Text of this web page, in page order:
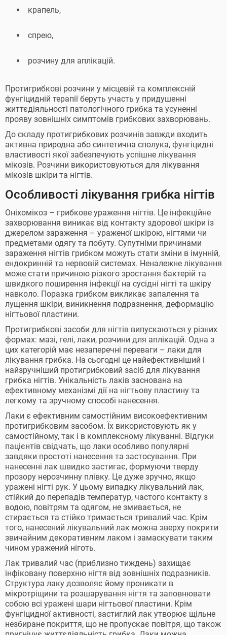
крапель,
спрею,
розчину для аплікацій.
Протигрибкові розчини у місцевій та комплексній
фунгіцидній терапії беруть участь у придушенні
життєдіяльності патологічного грибка та усуненні
прояву зовнішніх симптомів грибкових захворювань.
До складу протигрибкових розчинів завжди входить
активна природна або синтетична сполука, фунгіцидні
властивості якої забезпечують успішне лікування
мікозів. Розчини використовуються для лікування
мікозів шкіри та нігтів.
Особливості лікування грибка нігтів
Оніхомікоз – грибкове ураження нігтів. Це інфекційне
захворювання виникає від контакту здорової шкіри із
джерелом зараження – ураженої шкірою, нігтями чи
предметами одягу та побуту. Супутніми причинами
зараження нігтів грибком можуть стати зміни в імунній,
ендокринній та нервовій системах. Неналежне лікування
може стати причиною різкого зростання бактерій та
швидкого поширення інфекції на сусідні нігті та шкіру
навколо. Поразка грибком викликає запалення та
лущення шкіри, виникнення подразнення, деформацію
нігтьової пластини.
Протигрибкові засоби для нігтів випускаються у різних
формах: мазі, гелі, лаки, розчини для аплікацій. Одна з
цих категорій має незаперечні переваги – лаки для
лікування грибка. На сьогодні це найефективніший і
найзручніший протигрибковий засіб для лікування
грибка нігтів. Унікальність лаків заснована на
ефективному механізмі дії на нігтьову пластину та
легкому та зручному способі нанесення.
Лаки є ефективним самостійним високоефективним
протигрибковим засобом. Їх використовують як у
самостійному, так і в комплексному лікуванні. Відгуки
пацієнтів свідчать, що лаки особливо популярні
завдяки простоті нанесення та застосування. При
нанесенні лак швидко застигає, формуючи тверду
прозору нерозчинну плівку. Це дуже зручно, якщо
уражені нігті рук. У цьому випадку лікувальний лак,
стійкий до перепадів температур, частого контакту з
водою, повітрям та одягом, не змивається, не
стирається та стійко тримається тривалий час. Крім
того, нанесений лікувальний лак можна зверху покрити
звичайним декоративним лаком і замаскувати таким
чином уражений ніготь.
Лак тривалий час (приблизно тиждень) захищає
інфіковану поверхню нігтя від зовнішніх подразників.
Структура лаку дозволяє йому проникати в
мікротріщини та розшарування нігтя та заповнювати
собою всі уражені шари нігтьової пластини. Крім
фунгіцидної активності, застиглий лак утворює щільне
незбиране покриття, що не пропускає повітря, що також